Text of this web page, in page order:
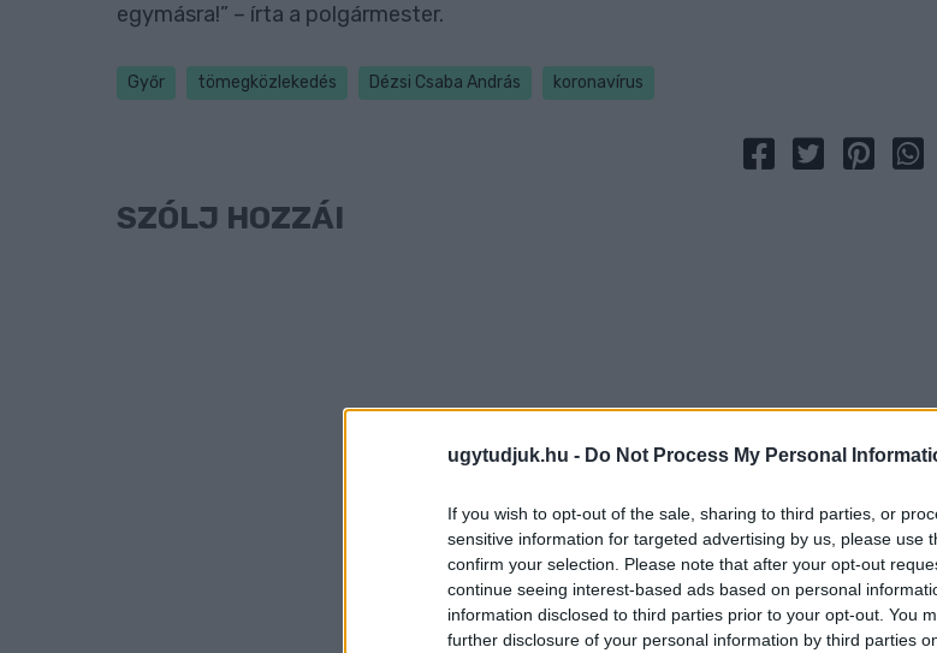
ugytudjuk.hu - Do Not Process My Personal
If you wish to opt-out of the sale, sharing to third parties, or
sensitive information for targeted advertising by us, please use
confirm your selection. Please note that after your opt-out
continue seeing interest-based ads based on personal
information disclosed to third parties prior to your opt-out. You
further disclosure of your personal information by third parties
egymásra!” – írta a polgármester.
Győr tömegközlekedés Dézsi Csaba András koronavírus
SZÓLJ HOZZÁ!